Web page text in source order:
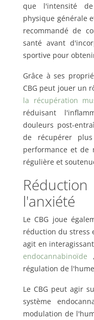
que l'intensité
physique générale
recommandé de
santé avant
sportive pour
Grâce à ses
CBG peut jouer un
la récupération
réduisant
douleurs post-
de récupérer
performance et de
régulière et
l'anxiété
Le CBG joue
réduction du stress
agit en
endocannabinoïde
régulation de
Le CBG peut agir
système
modulation de